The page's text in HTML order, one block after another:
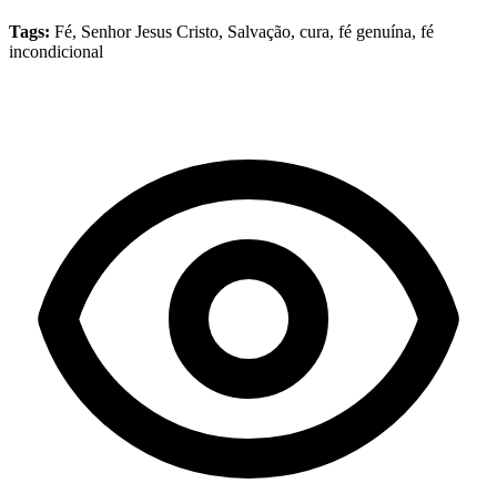
Tags: Fé, Senhor Jesus Cristo, Salvação, cura, fé genuína, fé
incondicional